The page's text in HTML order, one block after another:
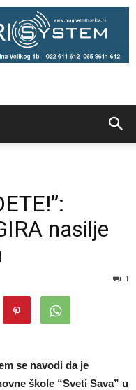
nasilje
1
se navodi da je
škole “Sveti Sava” u